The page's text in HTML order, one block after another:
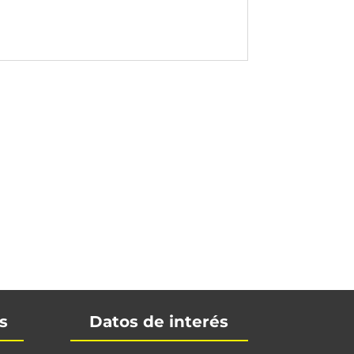
Datos de interés